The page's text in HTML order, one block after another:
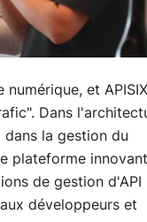
et APISIX
Dans
dans la gestion du
plateforme
de gestion d'API
développeurs et